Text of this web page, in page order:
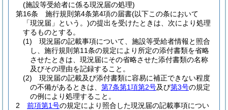
(施設等受給者に係る現況届の処理)
第16条
施行規則第4条第4項の届書(以下この条において
「現況届」という。)の提出を受けたときは、次により処理
するものとする。
(1)
現況届の記載事項について、施設等受給者情報と照合
し、施行規則第11条の規定により所定の添付書類を省略
させたときは、現況届にその省略させた添付書類の名称
及びその理由を記録すること。
(2)
現況届の記載及び添付書類に容易に補正できない程度
の不備があるときは、 第7条第1項第2号及び第3号の規定
の例により処理すること。
2
前項第1号の規定により照合した現況届の記載事項につい